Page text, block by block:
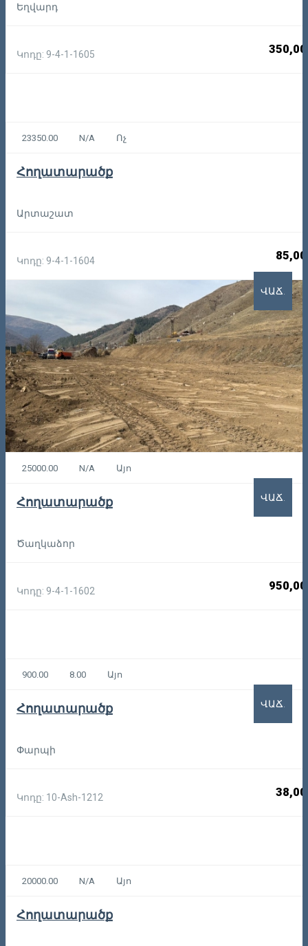
Եղվարդ
Կոդը: 9-4-1-1605
23350.00 N/A Ոչ
Հողատարածք
Արտաշատ
Կոդը: 9-4-1-1604
ՎԱՃ.
25000.00 N/A Այո
Հողատարածք
Ծաղկաձոր
Կոդը: 9-4-1-1602
ՎԱՃ.
900.00 8.00 Այո
Հողատարածք
Փարպի
Կոդը: 10-Ash-1212
ՎԱՃ.
20000.00 N/A Այո
Հողատարածք